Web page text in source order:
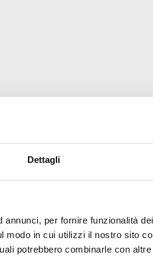
Dettagli
per fornire funzionalità
modo in cui utilizzi il nostro sito
potrebbero combinarle con